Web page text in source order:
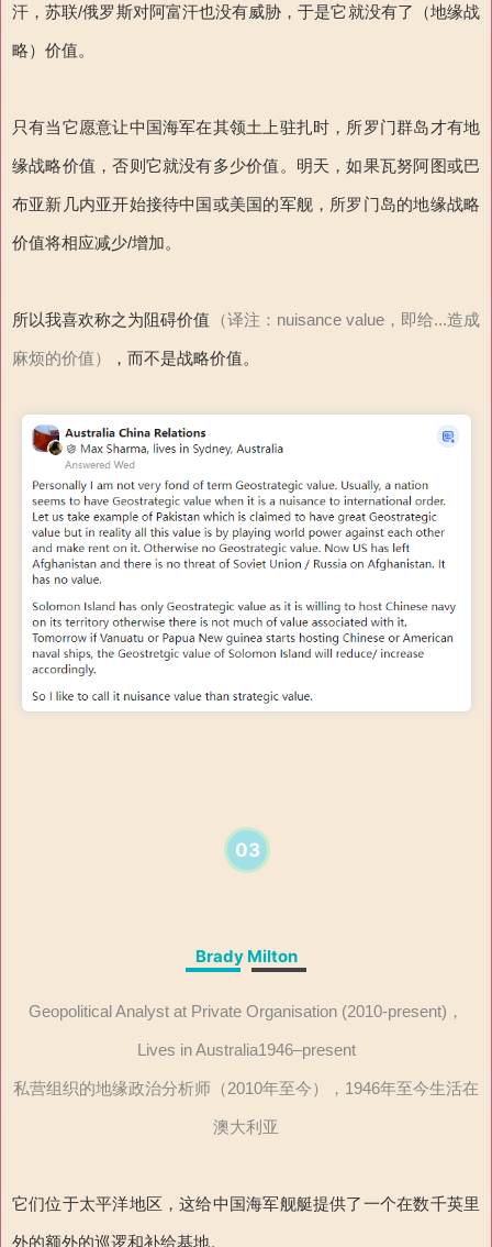
汗，苏联/俄罗斯对阿富汗也没有威胁，于是它就没有了（地缘战
略）价值。
只有当它愿意让中国海军在其领土上驻扎时，所罗门群岛才有地
缘战略价值，否则它就没有多少价值。明天，如果瓦努阿图或巴
布亚新几内亚开始接待中国或美国的军舰，所罗门岛的地缘战略
价值将相应减少/增加。
所以我喜欢称之为阻碍价值 （译注：nuisance value，即给...造成
麻烦的价值） ，而不是战略价值。
03
Brady Milton
Geopolitical Analyst at Private Organisation (2010-present)，
Lives in Australia1946–present
私营组织的地缘政治分析师（2010年至今），1946年至今生活在
澳大利亚
它们位于太平洋地区，这给中国海军舰艇提供了一个在数千英里
外的额外的巡逻和补给基地。